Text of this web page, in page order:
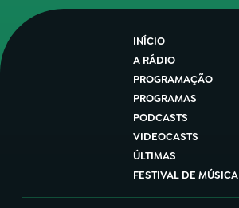
INÍCIO
A RÁDIO
PROGRAMAÇÃO
PROGRAMAS
PODCASTS
VIDEOCASTS
ÚLTIMAS
FESTIVAL DE MÚSICA